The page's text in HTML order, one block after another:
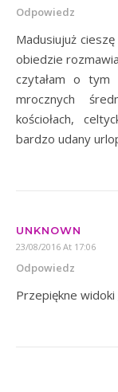
Odpowiedz
Madusiujuż
obiedzie
czytałam o tym
mrocznych
kościołach,
bardzo udany
UNKNOWN
23/08/2016 At 17:06
Odpowiedz
Przepiękne